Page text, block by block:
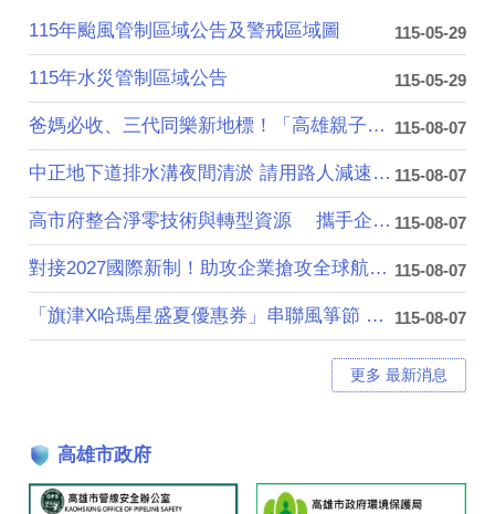
115-05-29
115年颱風管制區域公告及警戒區域圖
115-05-29
115年水災管制區域公告
115-08-07
爸媽必收、三代同樂新地標！「高雄親子遊樂園區....
115-08-07
中正地下道排水溝夜間清淤 請用路人減速慢行
115-08-07
高市府整合淨零技術與轉型資源 攜手企業加速....
115-08-07
對接2027國際新制！助攻企業搶攻全球航太商....
115-08-07
「旗津X哈瑪星盛夏優惠券」串聯風箏節 首週吸....
更多 最新消息
高雄市政府